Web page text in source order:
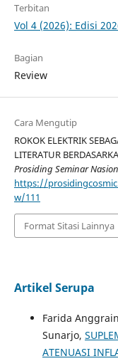
Terbitan
Vol 4 (2026): Edisi
Bagian
Review
Cara Mengutip
ROKOK ELEKTRIK
LITERATUR
Prosiding Seminar
https://
w/111
Format Sitasi Lainnya
Artikel Serupa
Farida
Sunarjo,
ATENUASI